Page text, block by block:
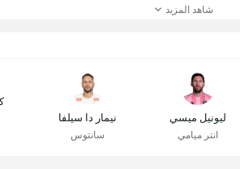
شاهد المزيد
ليونيل ميسي
انتر ميامي
نيمار دا سيلفا
سانتوس